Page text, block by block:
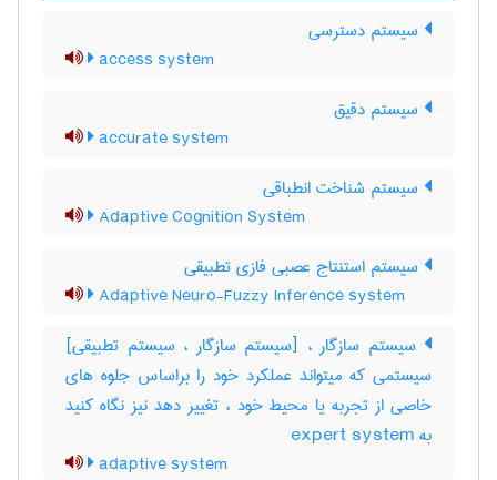
سیستم دسترسی
access system
سیستم دقیق
accurate system
سیستم شناخت انطباقی
Adaptive Cognition System
سیستم استنتاج عصبی فازی تطبیقی
Adaptive Neuro-Fuzzy Inference system
سیستم سازگار ، [سیستم سازگار ، سیستم تطبیقی]
سیستمی که میتواند عملکرد خود را براساس جلوه های
خاصی از تجربه یا محیط خود ، تغییر دهد نیز نگاه کنید
به ‎ expert system
adaptive system